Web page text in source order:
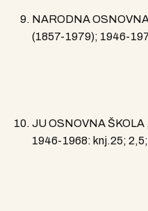
NARODNA
(1857-1979); 1946-
JU OSNOVNA
1946-1968: knj.25;